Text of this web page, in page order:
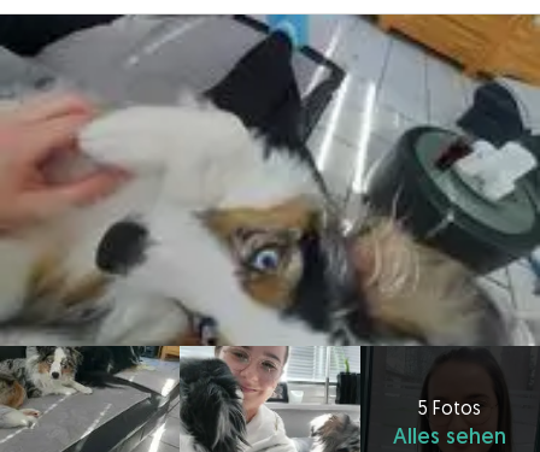
5 Fotos
Alles sehen